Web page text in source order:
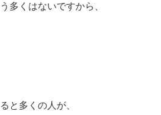
多くはないですから、
と多くの人が、